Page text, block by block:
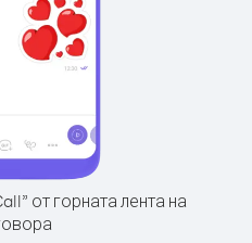
от горната лента на